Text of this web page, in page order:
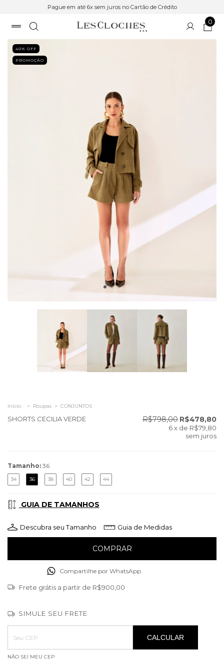
Pague em até 6x sem juros no Cartão de Crédito
0
40% OFF
PROMOÇÃO
Início > Roupas > CONJUNTOS
SHORTS CECILIA VERDE R$798,00 R$478,80
6x de R$79,80
sem juros
Tamanho: 36
34 36 38 40 42 44
GUIA DE TAMANHOS
Descubra seu Tamanho Guia de Medidas
Compartilhe por WhatsApp
Frete grátis a partir de R$900,00
SIMULE SEU FRETE
Entregas para o CEP:
ALTERAR CEP
CALCULAR
NÃO SEI MEU CEP